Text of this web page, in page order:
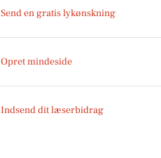
Send en gratis lykønskning
Opret mindeside
Indsend dit læserbidrag